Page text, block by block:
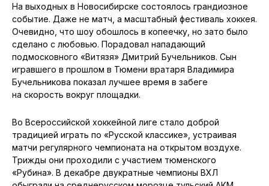
На выходных в Новосибирске состоялось грандиозное
событие. Даже не матч, а масштабный фестиваль хоккея.
Очевидно, что шоу обошлось в копеечку, но зато было
сделано с любовью. Порадовал нападающий
подмосковного «Витязя» Дмитрий Бучельников. Сын
игравшего в прошлом в Тюмени вратаря Владимира
Бучельникова показал лучшее время в забеге
на скорость вокруг площадки.
Во Всероссийской хоккейной лиге стало доброй
традицией играть по «Русской классике», устраивая
матчи регулярного чемпионата на открытом воздухе.
Трижды они проходили с участием тюменского
«Рубина». В декабре двукратные чемпионы ВХЛ